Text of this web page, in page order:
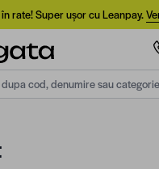
rate! Super ușor cu Leanpay.
cod, denumire sau